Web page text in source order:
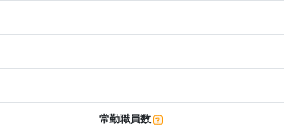
常勤職員数